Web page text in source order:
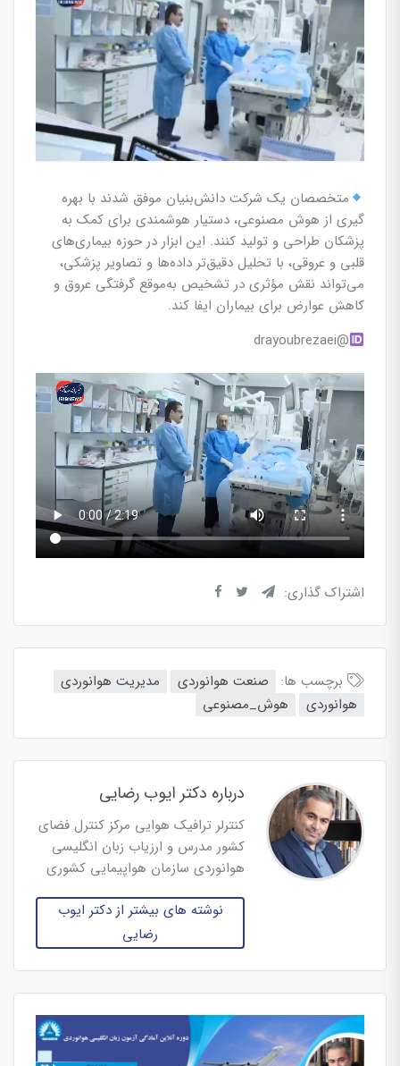
متخصصان یک شرکت دانش‌بنیان موفق شدند با بهره
گیری از هوش مصنوعی، دستیار هوشمندی برای کمک به
پزشکان طراحی و تولید کنند. این ابزار در حوزه بیماری‌های
قلبی و عروقی، با تحلیل دقیق‌تر داده‌ها و تصاویر پزشکی،
می‌تواند نقش مؤثری در تشخیص به‌موقع گرفتگی عروق و
کاهش عوارض برای بیماران ایفا کند.
@drayoubrezaei
اشتراک گذاری:
برچسب ها: صنعت هوانوردی
مدیریت هوانوردی
هوانوردی
هوش_مصنوعی
درباره دکتر ایوب رضایی
کنترلر ترافیک هوایی مرکز کنترل فضای
کشور مدرس و ارزیاب زبان انگلیسی
هوانوردی سازمان هواپیمایی کشوری
نوشته های بیشتر از دکتر ایوب
رضایی